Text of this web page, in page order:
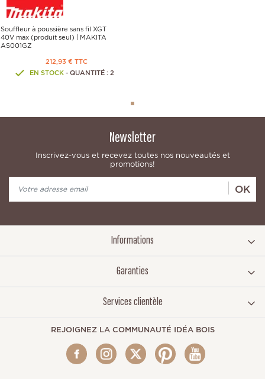
Souffleur à poussière sans fil XGT
40V max (produit seul) | MAKITA
AS001GZ
212,93 € TTC
EN STOCK - QUANTITÉ : 2
Newsletter
Inscrivez-vous et recevez toutes nos nouveautés et
promotions!
OK
Informations
Garanties
Services clientèle
REJOIGNEZ LA COMMUNAUTÉ IDÉA BOIS